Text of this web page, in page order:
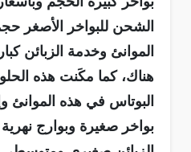
الشحن للبواخر الأصغر
الموانئ وخدمة الزبائن
هناك، كما مكَنت هذه
البوتاس في هذه
بواخر صغيرة وبوارج